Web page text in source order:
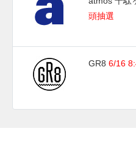
頭抽選
GR8 6/16